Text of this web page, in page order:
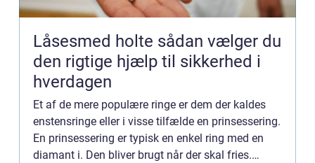
Låsesmed holte sådan vælger du
den rigtige hjælp til sikkerhed i
hverdagen
Et af de mere populære ringe er dem der kaldes
enstensringe eller i visse tilfælde en prinsessering.
En prinsessering er typisk en enkel ring med en
diamant i. Den bliver brugt når der skal fries.